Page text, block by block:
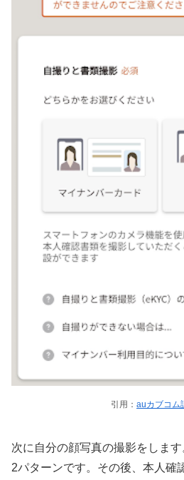
引用：auカブコム
次に自分の顔写真の撮影をしま
2パターンです。その後、本人確